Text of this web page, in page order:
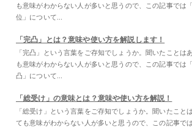
も意味がわからない人が多いと思うので、この記事では
位」について...
「完凸」とは？意味や使い方を解説します！
「完凸」という言葉をご存知でしょうか。聞いたことは
も意味がわからない人が多いと思うので、この記事では
凸」について...
「総受け」の意味とは？意味や使い方を解説！
「総受け」という言葉をご存知でしょうか。聞いたこと
ても意味がわからない人が多いと思うので、この記事で